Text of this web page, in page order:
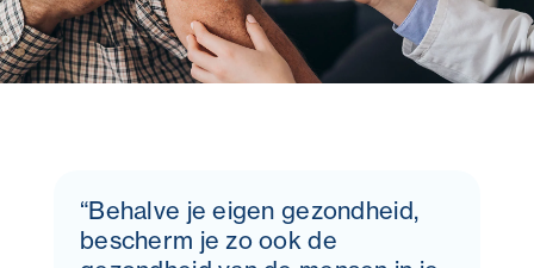
“Behalve je eigen gezondheid,
bescherm je zo ook de